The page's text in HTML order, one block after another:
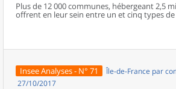
Plus de 12 000 communes, hébergeant 2,5
offrent en leur sein entre un et cinq types
Dans ces communes, les artisans et les
boulangeries ou les supérettes,
services de proximité. Quant aux services
dans des communes bénéficiant d’un
encore plus large. Aux communes qui
Insee Analyses - N° 71
Île-de-France par
27/10/2017